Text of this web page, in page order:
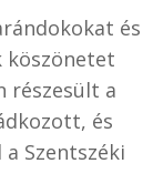
és
köszönetet
részesült a
és
Szentszéki